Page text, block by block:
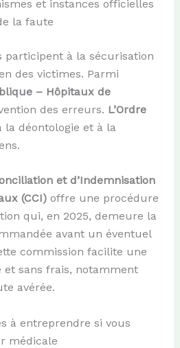
et instances officielles
la faute
participent à la sécurisation
des victimes. Parmi
– Hôpitaux de
des erreurs. L’Ordre
déontologie et à la
et d’Indemnisation
(CCI)offre une procédure
qui, en 2025, demeure la
avant un éventuel
commission facilite une
et sans frais, notamment
avérée.
à entreprendre si vous
médicale